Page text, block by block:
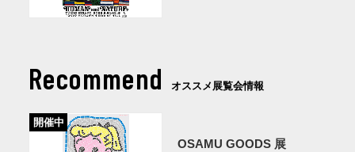
Recommend オススメ展覧会情報
開催中
OSAMU GOODS 展